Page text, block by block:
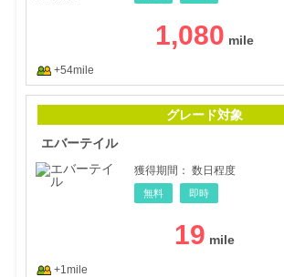
1,080
+54mile
グレード対象
エバーテイル
獲得期間： 数日程度
無料 即時
19
+1mile